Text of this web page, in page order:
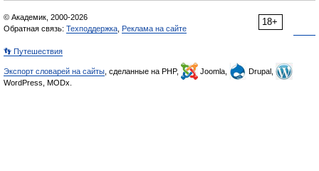
18+
© Академик, 2000-2026
Обратная связь: Техподдержка Реклама на сайте
👣 Путешествия
Экспорт словарей на сайты , сделанные на PHP, Joomla,
Drupal,
WordPress, MODx.